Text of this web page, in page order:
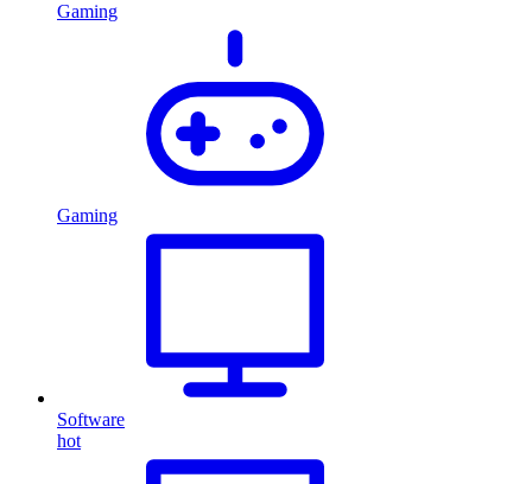
Gaming
Gaming
Software
hot